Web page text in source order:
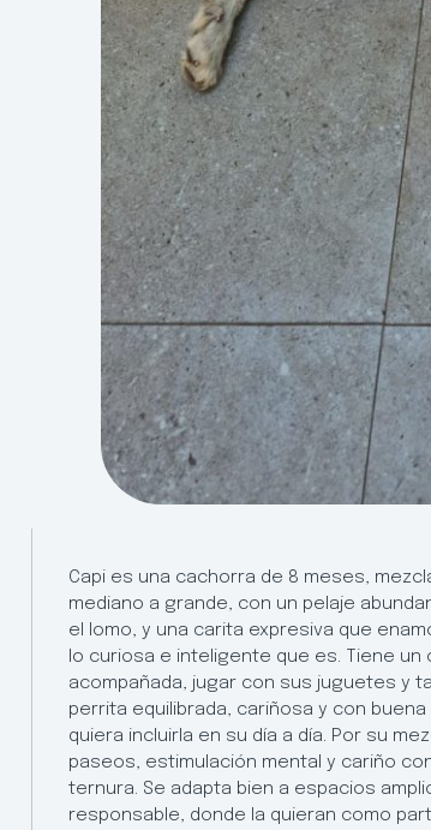
Capi es una cachorra de 8 meses,
mediano a grande, con un pelaje
el lomo, y una carita expresiva que
lo curiosa e inteligente que es. Tiene
acompañada, jugar con sus juguetes y
perrita equilibrada, cariñosa y con
quiera incluirla en su día a día. Por su
paseos, estimulación mental y cariño
ternura. Se adapta bien a espacios
responsable, donde la quieran como